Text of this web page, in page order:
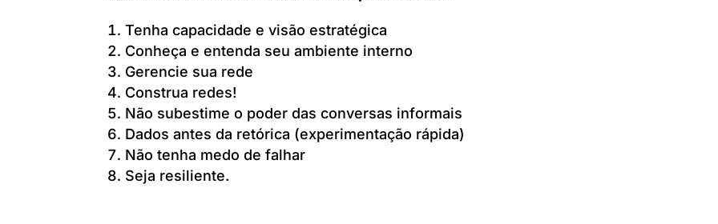
Tenha capacidade e visão estratégica
Conheça e entenda seu ambiente interno
Gerencie sua rede
Construa redes!
Não subestime o poder das conversas informais
Dados antes da retórica (experimentação rápida)
Não tenha medo de falhar
Seja resiliente.